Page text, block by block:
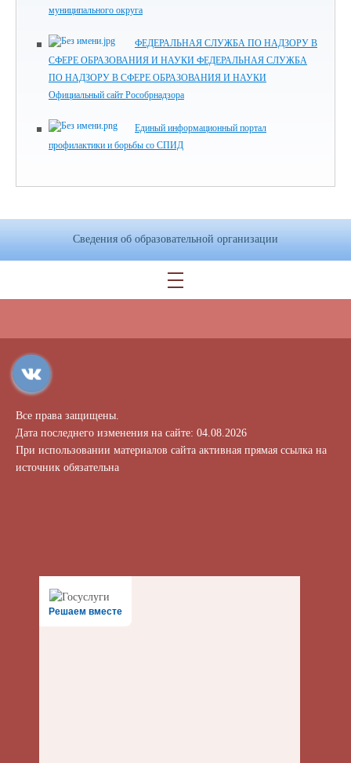
муниципального округа
ФЕДЕРАЛЬНАЯ СЛУЖБА ПО НАДЗОРУ В
СФЕРЕ ОБРАЗОВАНИЯ И НАУКИ ФЕДЕРАЛЬНАЯ СЛУЖБА
ПО НАДЗОРУ В СФЕРЕ ОБРАЗОВАНИЯ И НАУКИ
Официальный сайт Рособрнадзора
Единый информационный портал
профилактики и борьбы со СПИД
Сведения об образовательной организации
Все права защищены.
Дата последнего изменения на сайте: 04.08.2026
При использовании материалов сайта активная прямая ссылка на
источник обязательна
Решаем вместе